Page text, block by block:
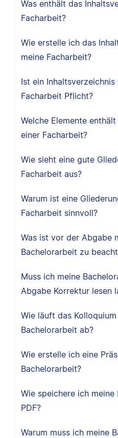
Was enthält das
Facharbeit?
Wie erstelle ich das
meine Facharbeit?
Ist ein Inhaltsverzeichnis
Facharbeit Pflicht?
Welche Elemente
einer Facharbeit?
Wie sieht eine gute
Facharbeit aus?
Warum ist eine
Facharbeit sinnvoll?
Was ist vor der Abgabe
Bachelorarbeit zu
Muss ich meine
Abgabe Korrektur lesen
Wie läuft das
Bachelorarbeit ab?
Wie erstelle ich eine
Bachelorarbeit?
Wie speichere ich
PDF?
Warum muss ich meine